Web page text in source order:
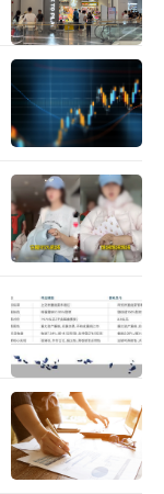
水及饮料产
展的重要引
投产。
则位于南平
园），总投资
2条、PET饮
水年产量可达
基地的陆续
东市场的桥头
场势在必行